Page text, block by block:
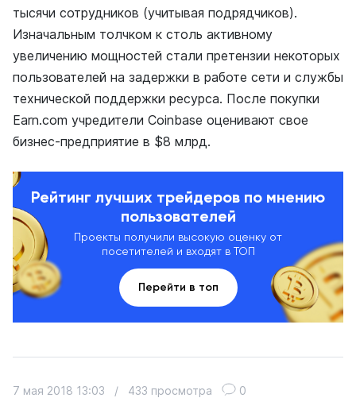
тысячи сотрудников (учитывая подрядчиков).
Изначальным толчком к столь активному
увеличению мощностей стали претензии некоторых
пользователей на задержки в работе сети и службы
технической поддержки ресурса. После покупки
Earn.com учредители Coinbase оценивают свое
бизнес-предприятие в $8 млрд.
Рейтинг лучших трейдеров по мнению
пользователей
Проекты получили высокую оценку от
посетителей и входят в ТОП
Перейти в топ
7 мая 2018 13:03 / 433 просмотра 0